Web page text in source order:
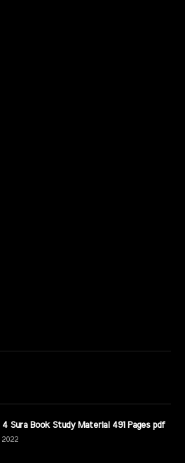
4 Sura Book Study Material 491 Pages pdf
2022